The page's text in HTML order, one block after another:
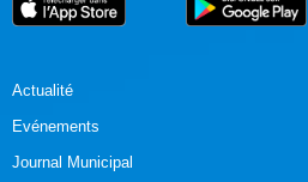
Actualité
Evénements
Journal Municipal